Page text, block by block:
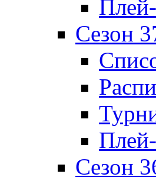
Сезон
Сезон